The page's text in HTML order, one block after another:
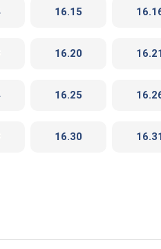
16.15
16.20 16.21
16.25
16.30 16.31